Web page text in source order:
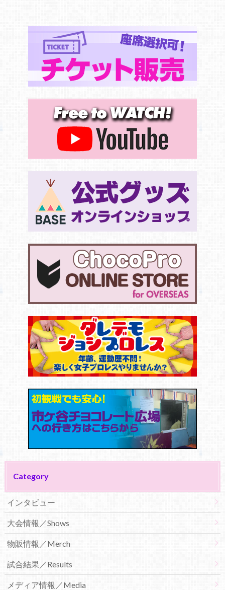
Category
インタビュー
大会情報／Shows
物販情報／Merch
試合結果／Results
メディア情報／Media